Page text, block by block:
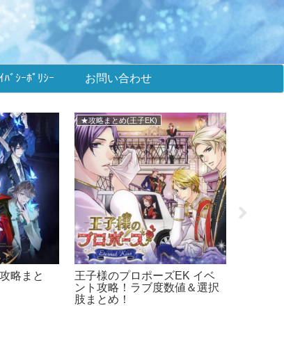
ﾊﾞｼｰﾎﾟﾘｼｰ お問い合わせ
)
イベント
選択肢ま
メインまとめ
イケメン王子 攻略まとめ！イ
ケプリ！